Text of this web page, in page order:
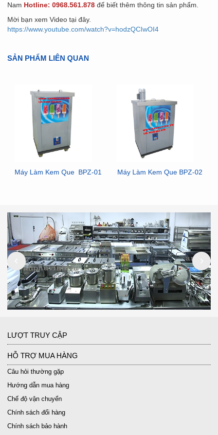
Nam Hotline: 0968.561.878 để biết thêm thông tin sản phẩm.
Mời bạn xem Video tại đây.
https://www.youtube.com/watch?v=hodzQCIwOI4
SẢN PHẨM LIÊN QUAN
Máy Làm Kem Que BPZ-01 Máy Làm Kem Que BPZ-02
LƯỢT TRUY CẬP
HỖ TRỢ MUA HÀNG
Câu hỏi thường gặp
Hướng dẫn mua hàng
Chế độ vận chuyển
Chính sách đổi hàng
Chính sách bảo hành